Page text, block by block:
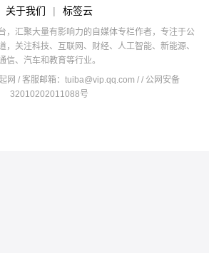
关于我们 | 标签云
，汇聚大量有影响力的自媒体专栏作者，专注于公
，关注科技、互联网、财经、人工智能、新能源、
信、汽车和教育等行业。
/ 客服邮箱： tuiba@vip.qq.com / / 公网安备
32010202011088号